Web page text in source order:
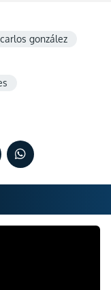
carlos gonzález